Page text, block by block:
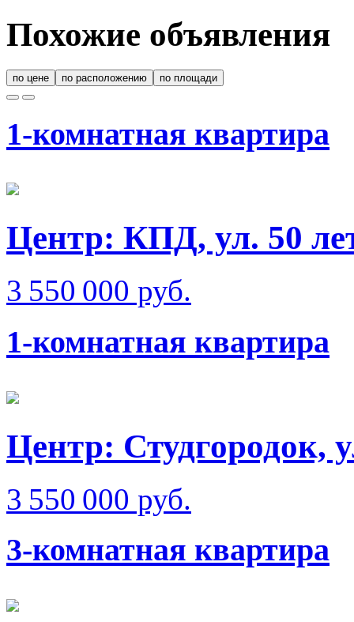
Похожие объявления
по цене по расположению по площади
1-комнатная квартира
Центр: КПД, ул. 50
3 550 000 руб.
1-комнатная квартира
Центр: Студгородок,
3 550 000 руб.
3-комнатная квартира